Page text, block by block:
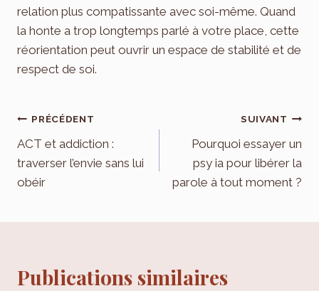
relation plus compatissante avec soi-même. Quand
la honte a trop longtemps parlé à votre place, cette
réorientation peut ouvrir un espace de stabilité et de
respect de soi.
Navigation
de
l’article
PRÉCÉDENT
ACT et addiction :
traverser l’envie sans lui
obéir
SUIVANT
Pourquoi essayer un
psy ia pour libérer la
parole à tout moment ?
Publications similaires